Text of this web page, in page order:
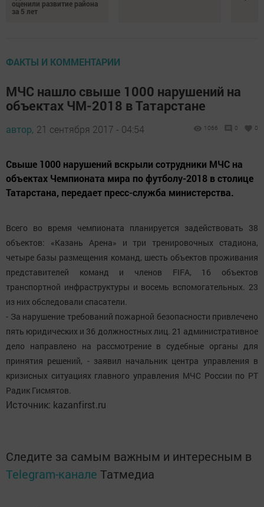
оценили развитие района
за 5 лет
ФАКТЫ И КОММЕНТАРИИ
МЧС нашло свыше 1000 нарушений на
объектах ЧМ-2018 в Татарстане
автор, 21 сентября 2017 - 04:54 1066 0 0
Свыше 1000 нарушений вскрыли сотрудники МЧС на
объектах Чемпионата мира по футболу-2018 в столице
Татарстана, передает пресс-служба министерства.
Всего во время чемпионата планируется задействовать 38
объектов: «Казань Арена» и три тренировочных стадиона,
четыре базы размещения команд, шесть объектов проживания
представителей команд и членов FIFA, 16 объектов
транспортной инфраструктуры и восемь вспомогательных. 23
из них обследовали спасатели.
- За нарушение требований пожарной безопасности привлечено
пять юридических и 36 должностных лиц. 21 административное
дело направлено на рассмотрение в судебные органы для
принятия решений, - заявил начальник центра управления в
кризисных ситуациях главного управления МЧС России по РТ
Радик Гисмятов.
Источник: kazanfirst.ru
Следите за самым важным и интересным в
Telegram-канале Татмедиа